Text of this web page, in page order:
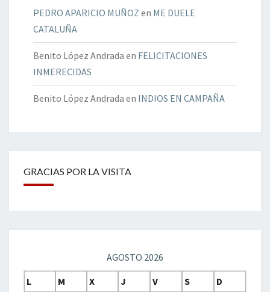
PEDRO APARICIO MUÑOZ en ME DUELE
CATALUÑA
Benito López Andrada en FELICITACIONES
INMERECIDAS
Benito López Andrada en INDIOS EN CAMPAÑA
GRACIAS POR LA VISITA
AGOSTO 2026
L
M X J V S
D